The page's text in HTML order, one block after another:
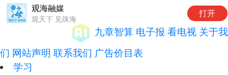
九章智算 电子报 看电视 关于我
们 网站声明 联系我们 广告价目表
学习
观海融媒
观天下 见珠海
打开